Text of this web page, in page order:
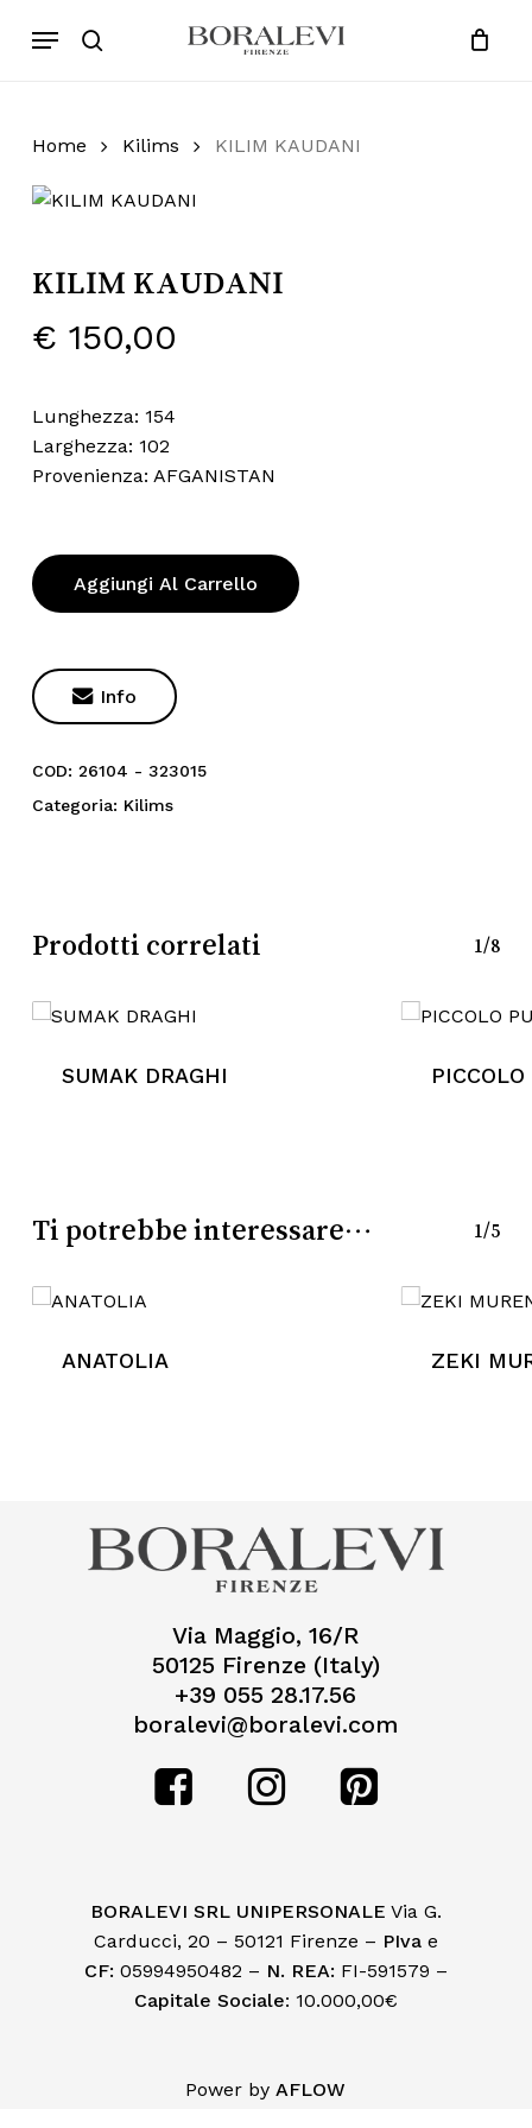
Products
search
Menu
Cart Close
Nessun prodotto nel
Home Kilims KILIM KAUDANI
KILIM KAUDANI
€ 150,00
Lunghezza: 154
Larghezza: 102
Provenienza: AFGANISTAN
Aggiungi Al Carrello
Info
COD: 26104 - 323015
Categoria: Kilims
Prodotti correlati 1/8
SUMAK DRAGHI
Ti potrebbe interessare… 1/5
ANATOLIA ZEKI
Via Maggio, 16/R
50125 Firenze (Italy)
+39 055 28.17.56
boralevi@boralevi.com
BORALEVI SRL UNIPERSONALE Via G.
Carducci, 20 – 50121 Firenze – PIvae
CF: 05994950482 – N. REA: FI-591579 –
Capitale Sociale: 10.000,00€
Power byAFLOW